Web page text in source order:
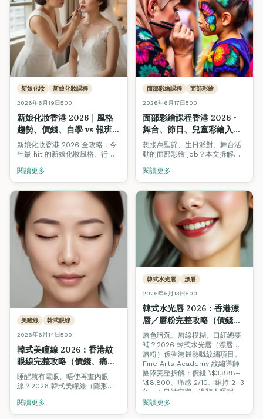
新娘化妝 新娘化妝課程
2026年6月19日500
新娘化妝香港 2026｜風格
趨勢、價錢、自學 vs 報班
vs 聘請化妝師完整指南
新娘化妝香港 2026 全攻略：今
年最 hit 的新娘化妝風格、行情
聘請新娘化妝師如何揀，附 ITEC
國際化妝師證書資訊與職涯收入
分析。
閱讀更多
面部彩繪課程 面部彩繪
2026年6月17日500
面部彩繪課程香港 2026・
舞台、節日、兒童彩繪入行
完整指南
想接萬聖節、生日派對、舞台活
動的面部彩繪 job？本文拆解香
（舞台 / 兒童 / Body Art）、收
入分析與入行裝備清單。
閱讀更多
美瞳線 韓式眼線
2026年6月14日500
韓式美瞳線 2026：香港紋
眼線完整攻略（價錢、痛唔
痛、維持幾耐）
睡醒就有電眼、唔使再畫內眼
線？2026 韓式美瞳線（隱形眼
項目之一。Fine Arts Academy
紋繡導師團隊完整拆解：價錢
閱讀更多
韓式水光唇 漂唇
2026年6月13日500
韓式水光唇 2026：香港漂
唇／唇粉完整攻略（價錢、
痛唔痛、維持幾耐）
唇色暗沉、唇線模糊、口紅總要
補？2026 韓式水光唇（漂唇／
唇粉）係香港最熱嘅紋繡項目。
Fine Arts Academy 紋繡導師
團隊完整拆解：價錢 \$3,888–
\$8,800、痛感 2/10、維持 2–3
年、7 日結痂期、邊類人唔啱
做，並比較水光唇 vs 漂唇 vs 漸
閱讀更多